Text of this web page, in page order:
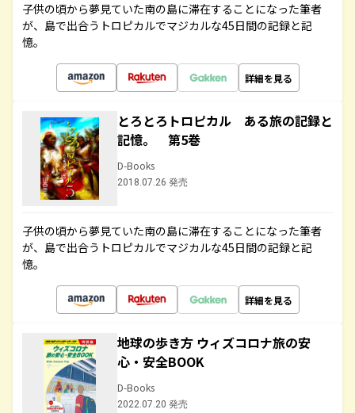
子供の頃から夢見ていた南の島に滞在することになった筆者
が、島で出合うトロピカルでマジカルな45日間の記録と記
憶。
詳細を見る
とろとろトロピカル ある旅の記録と
記憶。 第5巻
D-Books
2018.07.26 発売
子供の頃から夢見ていた南の島に滞在することになった筆者
が、島で出合うトロピカルでマジカルな45日間の記録と記
憶。
詳細を見る
地球の歩き方 ウィズコロナ旅の安
心・安全BOOK
D-Books
2022.07.20 発売